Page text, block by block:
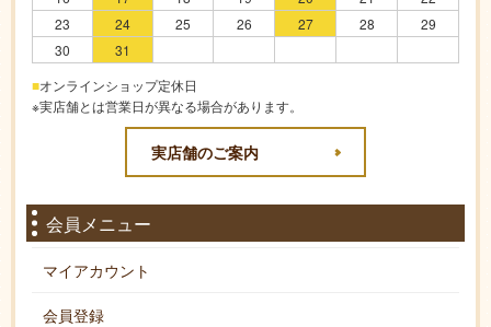
23
24 25 26 27 28
29
30
31
■オンラインショップ定休日
※実店舗とは営業日が異なる場合があります。
実店舗のご案内
会員メニュー
マイアカウント
会員登録